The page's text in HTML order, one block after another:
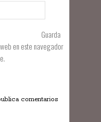
Guarda
en este navegador
comentarios